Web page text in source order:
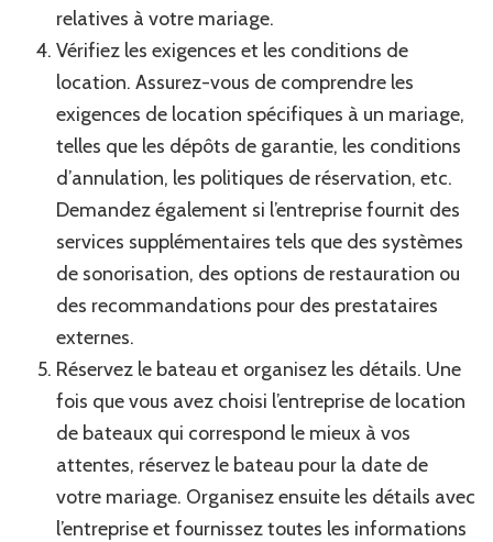
relatives à votre mariage.
Vérifiez les exigences et les conditions de
location. Assurez-vous de comprendre les
exigences de location spécifiques à un mariage,
telles que les dépôts de garantie, les conditions
d’annulation, les politiques de réservation, etc.
Demandez également si l’entreprise fournit des
services supplémentaires tels que des systèmes
de sonorisation, des options de restauration ou
des recommandations pour des prestataires
externes.
Réservez le bateau et organisez les détails. Une
fois que vous avez choisi l’entreprise de location
de bateaux qui correspond le mieux à vos
attentes, réservez le bateau pour la date de
votre mariage. Organisez ensuite les détails avec
l’entreprise et fournissez toutes les informations